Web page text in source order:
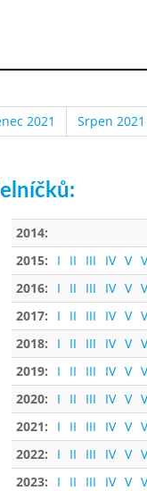
2021 Srpen 2021
2014:
2015:
I II III IV V
2016:
I II III IV V
2017:
I II III IV V
2018:
I II III IV V
2019:
I II III IV V
2020:
I II III IV V
2021:
I II III IV V
2022:
I II III IV V
2023:
I II III IV V